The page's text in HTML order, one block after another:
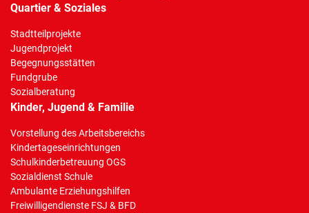
Quartier & Soziales
Stadtteilprojekte
Jugendprojekt
Begegnungsstätten
Fundgrube
Sozialberatung
Kinder, Jugend & Familie
Vorstellung des Arbeitsbereichs
Kindertageseinrichtungen
Schulkinderbetreuung OGS
Sozialdienst Schule
Ambulante Erziehungshilfen
Freiwilligendienste FSJ & BFD